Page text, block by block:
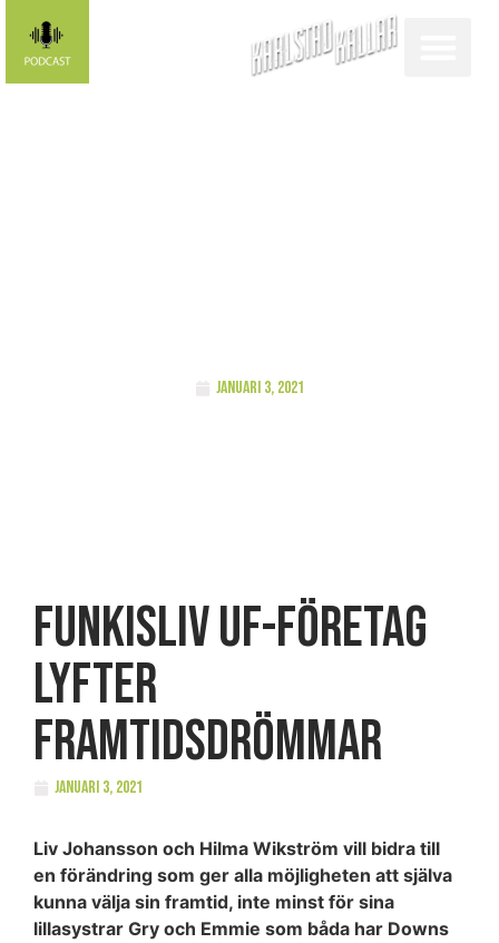
januari 3, 2021
FUNKISLIV UF-företag
lyfter
framtidsdrömmar
januari 3, 2021
Liv Johansson och Hilma Wikström vill bidra till
en förändring som ger alla möjligheten att själva
kunna välja sin framtid, inte minst för sina
lillasystrar Gry och Emmie som båda har Downs